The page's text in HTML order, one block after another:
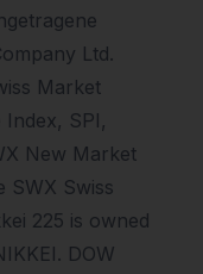
Ltd.
Market
SPI,
New Market
SWX Swiss
225 is owned
DOW